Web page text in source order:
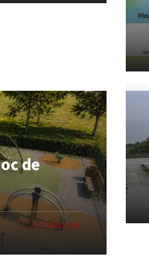
de
0 COMENTARII